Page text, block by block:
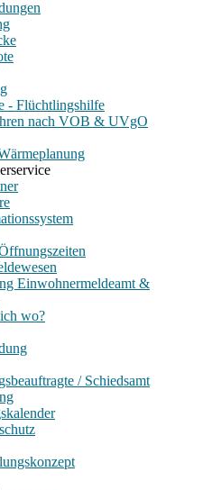
- Flüchtlingshilfe
nach VOB & UVgO
Einwohnermeldeamt &
wo?
/ Schiedsamt